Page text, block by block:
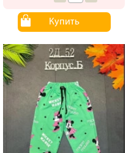
Купить